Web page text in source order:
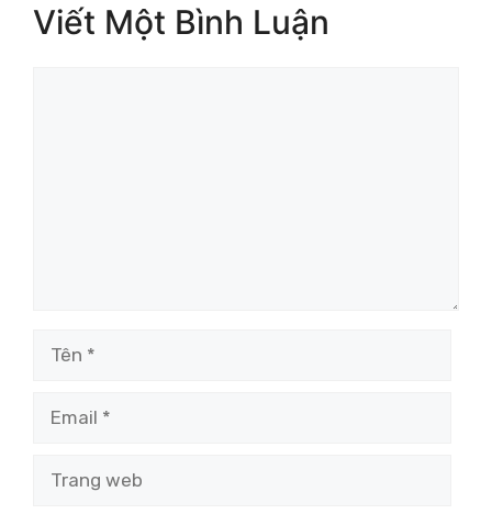
Viết Một Bình Luận
web